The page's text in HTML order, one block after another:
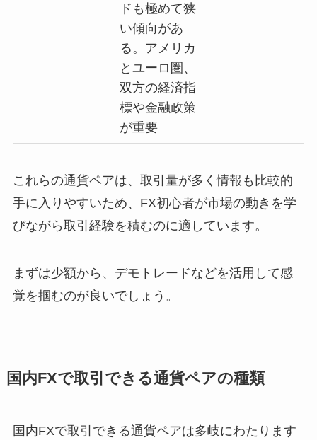
ドも極めて狭
い傾向があ
る。アメリカ
とユーロ圏、
双方の経済指
標や金融政策
が重要
これらの通貨ペアは、取引量が多く情報も比較的
手に入りやすいため、FX初心者が市場の動きを学
びながら取引経験を積むのに適しています。
まずは少額から、デモトレードなどを活用して感
覚を掴むのが良いでしょう。
国内FXで取引できる通貨ペアの種類
国内FXで取引できる通貨ペアは多岐にわたります